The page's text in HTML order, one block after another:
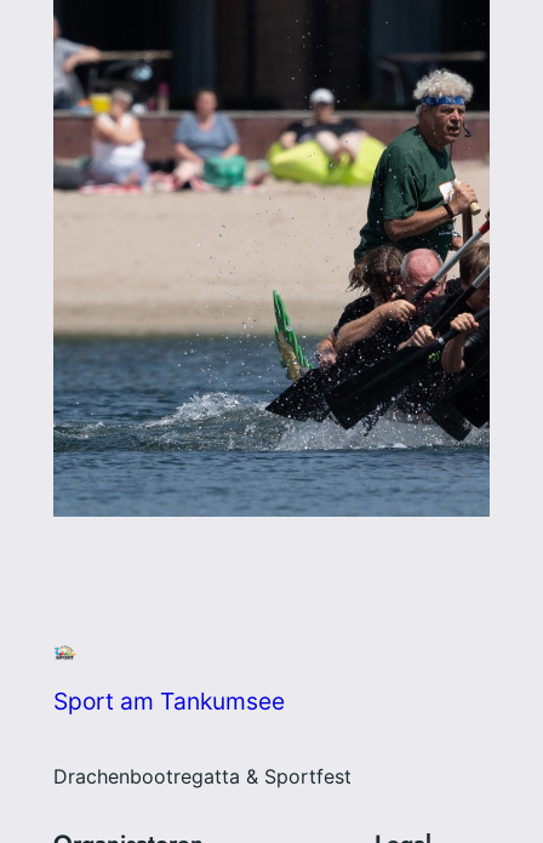
Sport am Tankumsee
Drachenbootregatta & Sportfest